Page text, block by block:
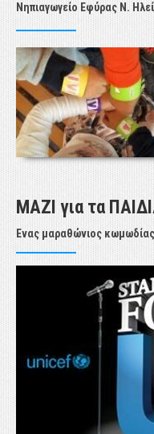
Νηπιαγωγείο Εφύρας Ν.
ΜΑΖΙ για τα
Ένας μαραθώνιος